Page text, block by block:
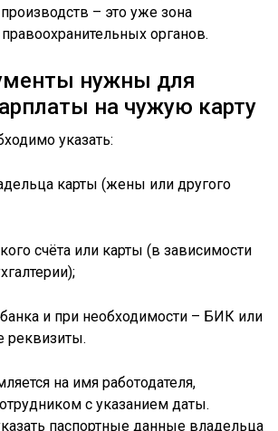
– это уже зона
органов.
нужны для
на чужую карту
указать:
карты (жены или другого
счёта или карты (в зависимости
и при необходимости – БИК или
реквизиты.
на имя работодателя,
с указанием даты.
паспортные данные владельца